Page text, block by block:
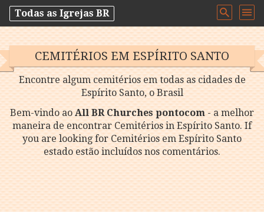
Todas as Igrejas BR
CEMITÉRIOS EM ESPÍRITO SANTO
Encontre algum cemitérios em todas as cidades de
Espírito Santo, o Brasil
Bem-vindo aoAll BR Churches pontocom- a melhor
maneira de encontrar Cemitérios in Espírito Santo. If
you are looking for Cemitérios em Espírito Santo
estado estão incluídos nos comentários.